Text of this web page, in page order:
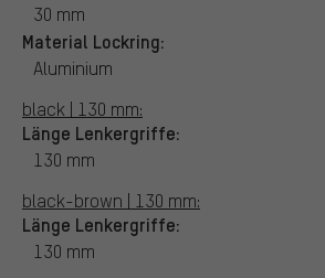
30 mm
Material Lockring:
Aluminium
black | 130 mm:
Länge Lenkergriffe:
130 mm
black-brown | 130 mm:
Länge Lenkergriffe:
130 mm